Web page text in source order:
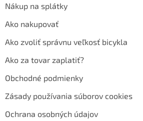
Nákup na splátky
Ako nakupovať
Ako zvoliť správnu veľkosť bicykla
Ako za tovar zaplatiť?
Obchodné podmienky
Zásady používania súborov cookies
Ochrana osobných údajov